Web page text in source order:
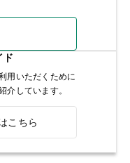
ド
用いただくために
介しています。
こちら